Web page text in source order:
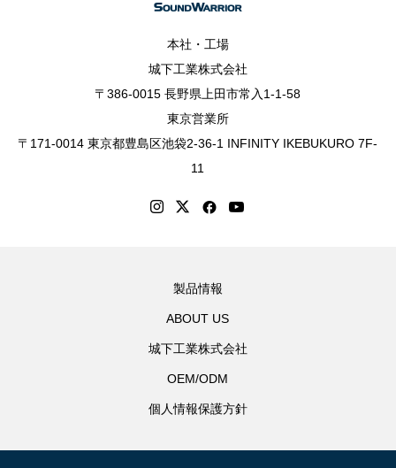
本社・工場
城下工業株式会社
〒386-0015 長野県上田市常入1-1-58
東京営業所
〒171-0014 東京都豊島区池袋2-36-1 INFINITY IKEBUKURO 7F-
11
製品情報
ABOUT US
城下工業株式会社
OEM/ODM
個人情報保護方針